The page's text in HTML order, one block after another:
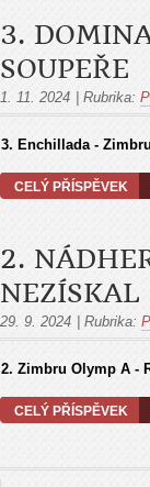
3.
SOUPEŘE
1. 11. 2024 Rubrika:
3. Enchillada -
CELÝ PŘÍSPĚVEK
2.
NEZÍSKAL
29. 9. 2024 Rubrika:
2. Zimbru Olymp A -
CELÝ PŘÍSPĚVEK